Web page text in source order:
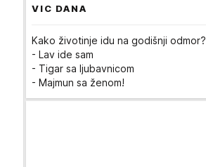
VIC DANA
Kako životinje idu na godišnji odmor?
- Lav ide sam
- Tigar sa ljubavnicom
- Majmun sa ženom!